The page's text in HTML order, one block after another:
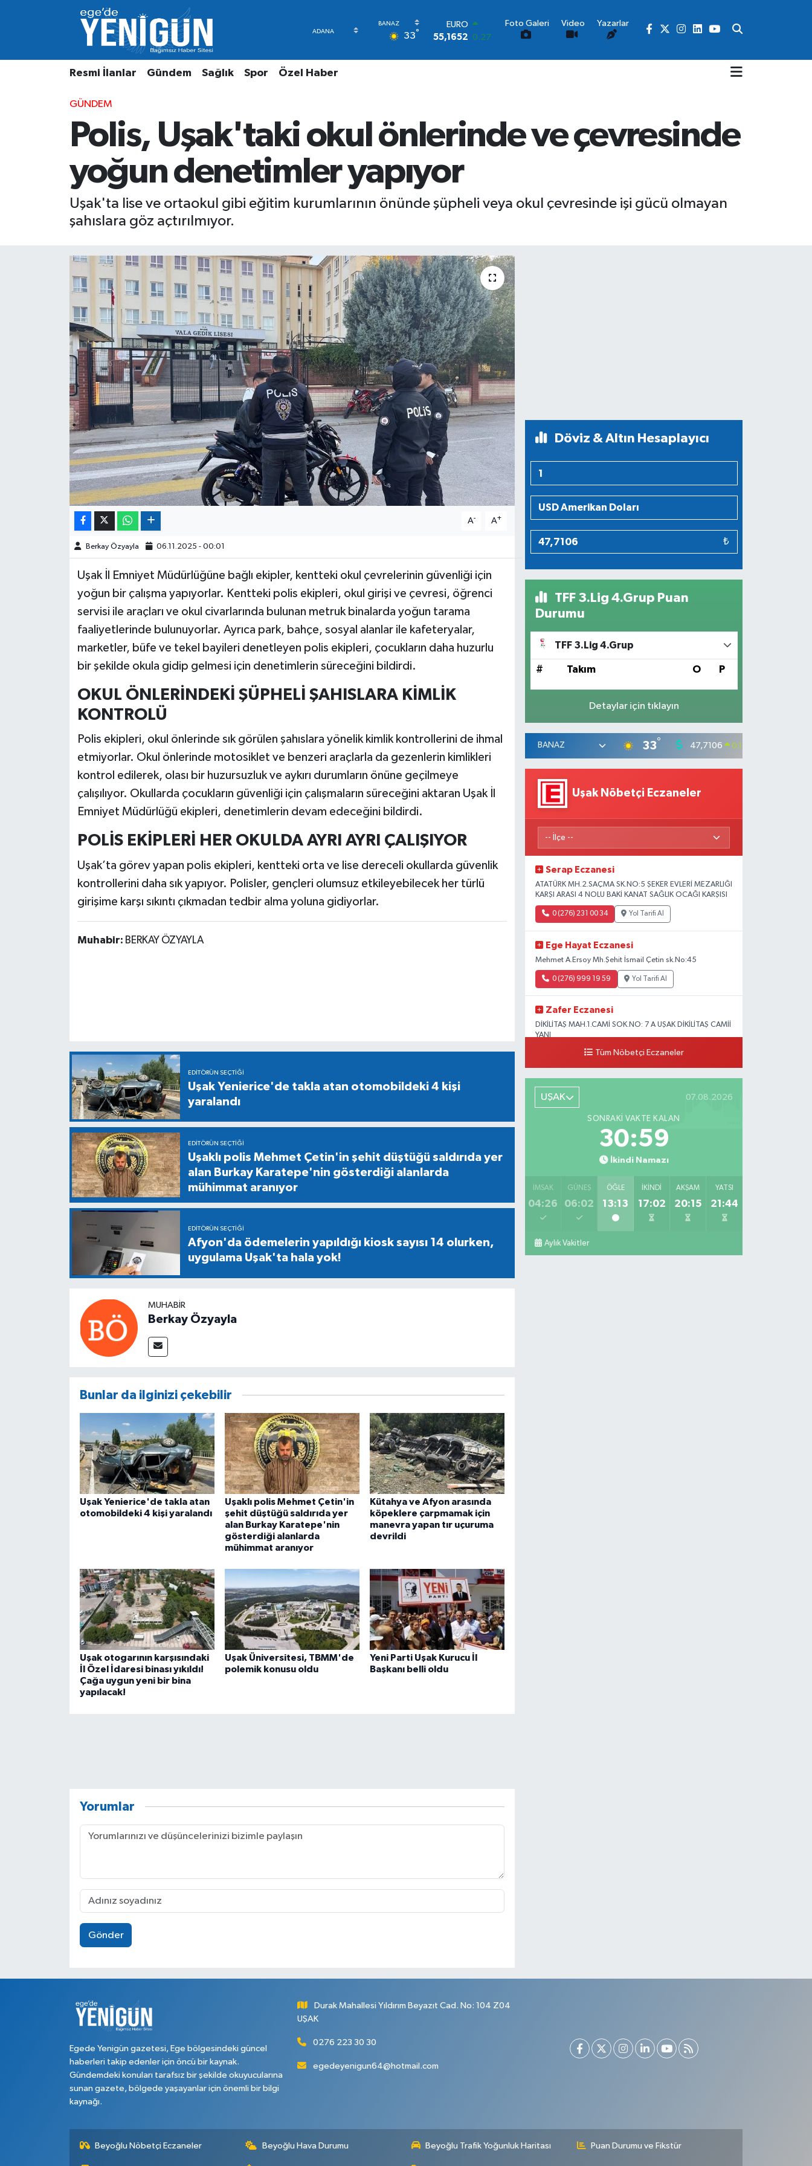
33°
STERLİN
64,4046
0.35
6618.49 2.12
DOLAR
47,7106
0.17
55,1652
Foto Galeri Video Yazarlar
Resmi İlanlar Gündem Sağlık Spor Özel Haber
GÜNDEM
Polis, Uşak'taki okul önlerinde ve çevresinde
yoğun denetimler yapıyor
Uşak'ta lise ve ortaokul gibi eğitim kurumlarının önünde şüpheli veya okul çevresinde işi gücü olmayan
şahıslara göz açtırılmıyor.
A- A+
Berkay Özyayla 06.11.2025 - 00:01
Uşak İl Emniyet Müdürlüğüne bağlı ekipler, kentteki okul çevrelerinin güvenliği için
yoğun bir çalışma yapıyorlar. Kentteki polis ekipleri, okul girişi ve çevresi, öğrenci
servisi ile araçları ve okul civarlarında bulunan metruk binalarda yoğun tarama
faaliyetlerinde bulunuyorlar. Ayrıca park, bahçe, sosyal alanlar ile kafeteryalar,
marketler, büfe ve tekel bayileri denetleyen polis ekipleri, çocukların daha huzurlu
bir şekilde okula gidip gelmesi için denetimlerin süreceğini bildirdi.
OKUL ÖNLERİNDEKİ ŞÜPHELİ ŞAHISLARA KİMLİK
KONTROLÜ
Polis ekipleri, okul önlerinde sık görülen şahıslara yönelik kimlik kontrollerini de ihmal
etmiyorlar. Okul önlerinde motosiklet ve benzeri araçlarla da gezenlerin kimlikleri
kontrol edilerek, olası bir huzursuzluk ve aykırı durumların önüne geçilmeye
çalışılıyor. Okullarda çocukların güvenliği için çalışmaların süreceğini aktaran Uşak İl
Emniyet Müdürlüğü ekipleri, denetimlerin devam edeceğini bildirdi.
POLİS EKİPLERİ HER OKULDA AYRI AYRI ÇALIŞIYOR
Uşak’ta görev yapan polis ekipleri, kentteki orta ve lise dereceli okullarda güvenlik
kontrollerini daha sık yapıyor. Polisler, gençleri olumsuz etkileyebilecek her türlü
girişime karşı sıkıntı çıkmadan tedbir alma yoluna gidiyorlar.
Muhabir: BERKAY ÖZYAYLA
EDITÖRÜN SEÇTIĞI
Uşak Yenierice'de takla atan otomobildeki 4 kişi
yaralandı
EDITÖRÜN SEÇTIĞI
Uşaklı polis Mehmet Çetin'in şehit düştüğü saldırıda yer
alan Burkay Karatepe'nin gösterdiği alanlarda
mühimmat aranıyor
EDITÖRÜN SEÇTIĞI
Afyon'da ödemelerin yapıldığı kiosk sayısı 14 olurken,
uygulama Uşak'ta hala yok!
MUHABIR
Berkay Özyayla
Bunlar da ilginizi çekebilir
Uşak Yenierice'de takla atan
otomobildeki 4 kişi yaralandı
Uşaklı polis Mehmet Çetin'in
şehit düştüğü saldırıda yer
alan Burkay Karatepe'nin
gösterdiği alanlarda
mühimmat aranıyor
Kütahya ve Afyon arasında
köpeklere çarpmamak için
manevra yapan tır uçuruma
devrildi
Uşak otogarının karşısındaki
İl Özel İdaresi binası yıkıldı!
Çağa uygun yeni bir bina
yapılacak!
Uşak Üniversitesi, TBMM'de
polemik konusu oldu
Yeni Parti Uşak Kurucu İl
Başkanı belli oldu
Yorumlar
Gönder
Döviz & Altın Hesaplayıcı
₺
TFF 3.Lig 4.Grup Puan
Durumu
TFF 3.Lig 4.Grup
# Takım O P
Detaylar için tıklayın
33° 47,7106 0.17
Uşak Nöbetçi Eczaneler
Serap Eczanesi
ATATÜRK MH.2.SAÇMA SK.NO:5 ŞEKER EVLERİ MEZARLIĞI
KARŞI ARASI 4 NOLU BAKİ KANAT SAĞLIK OCAĞI KARŞISI
0 (276) 231 00 34 Yol Tarifi Al
Ege Hayat Eczanesi
Mehmet A.Ersoy Mh.Şehit İsmail Çetin sk.No:45
0 (276) 999 19 59 Yol Tarifi Al
Zafer Eczanesi
DİKİLİTAŞ MAH.1.CAMİ SOK.NO: 7 A UŞAK DİKİLİTAŞ CAMİİ
YANI
0 (276) 223 12 53 Yol Tarifi Al
Tüm Nöbetçi Eczaneler
UŞAK 07.08.2026
SONRAKI VAKTE KALAN
30:58
İkindi Namazı
İMSAK
04:26
GÜNEŞ
06:02
ÖĞLE
13:13
İKINDI
17:02
AKŞAM
20:15
YATSI
21:44
Aylık Vakitler
Egede Yenigün gazetesi, Ege bölgesindeki güncel
haberleri takip edenler için öncü bir kaynak.
Gündemdeki konuları tarafsız bir şekilde okuyucularına
sunan gazete, bölgede yaşayanlar için önemli bir bilgi
kaynağı.
Durak Mahallesi Yıldırım Beyazıt Cad. No: 104 Z04
UŞAK
0276 223 30 30
egedeyenigun64@hotmail.com
Beyoğlu Nöbetçi Eczaneler Beyoğlu Hava Durumu Beyoğlu Trafik Yoğunluk Haritası Puan Durumu ve Fikstür
Resmi İlanlar
Gündem
Özel Haber
Beyoğlu Nöbetçi Eczaneler
Beyoğlu Hava Durumu
Beyoğlu Trafik Yoğunluk Haritası
Süper Lig Puan Durumu ve Fikstür
Tüm Manşetler
Son Dakika Haberleri
Haber Arşivi